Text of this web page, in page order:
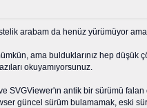
arabam da henüz yürümüyor
ama bulduklarınız hep
okuyamıyorsunuz.
SVGViewer'ın antik bir sürümü
güncel sürüm bulamamak, eski